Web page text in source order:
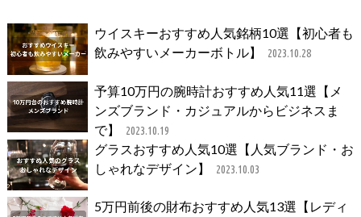
ウイスキーおすすめ人気銘柄10選【初心者も
飲みやすいメーカーボトル】
2023.10.28
予算10万円の腕時計おすすめ人気11選【メ
ンズブランド・カジュアルからビジネスま
で】
2023.10.19
グラスおすすめ人気10選【人気ブランド・お
しゃれなデザイン】
2023.10.03
5万円前後の財布おすすめ人気13選【レディ